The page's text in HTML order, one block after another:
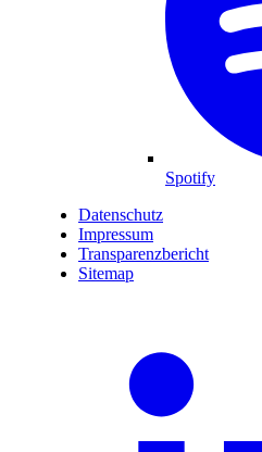
Spotify
Datenschutz
Impressum
Transparenzbericht
Sitemap